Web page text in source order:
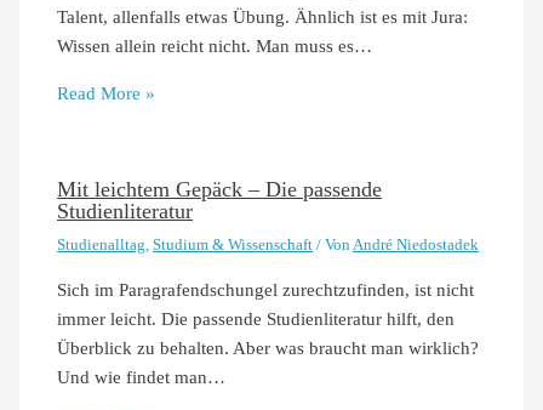
Talent, allenfalls etwas Übung. Ähnlich ist es mit Jura:
Wissen allein reicht nicht. Man muss es…
Read More »
Mit leichtem Gepäck – Die passende
Studienliteratur
Studienalltag,Studium & Wissenschaft / VonAndré Niedostadek
Sich im Paragrafendschungel zurechtzufinden, ist nicht
immer leicht. Die passende Studienliteratur hilft, den
Überblick zu behalten. Aber was braucht man wirklich?
Und wie findet man…